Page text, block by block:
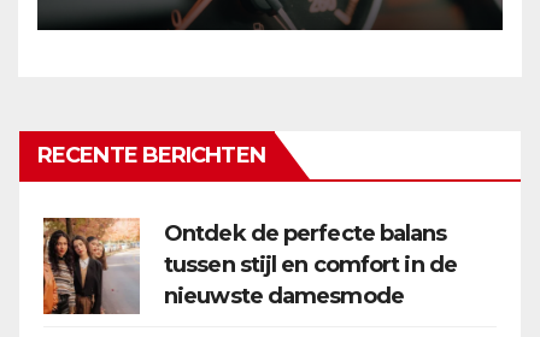
RECENTE BERICHTEN
Ontdek de perfecte balans
tussen stijl en comfort in de
nieuwste damesmode